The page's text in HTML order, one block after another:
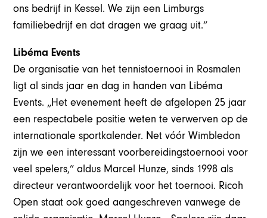
ons bedrijf in Kessel. We zijn een Limburgs
familiebedrijf en dat dragen we graag uit.”
Libéma Events
De organisatie van het tennistoernooi in Rosmalen
ligt al sinds jaar en dag in handen van Libéma
Events. „Het evenement heeft de afgelopen 25 jaar
een respectabele positie weten te verwerven op de
internationale sportkalender. Net vóór Wimbledon
zijn we een interessant voorbereidingstoernooi voor
veel spelers,” aldus Marcel Hunze, sinds 1998 als
directeur verantwoordelijk voor het toernooi. Ricoh
Open staat ook goed aangeschreven vanwege de